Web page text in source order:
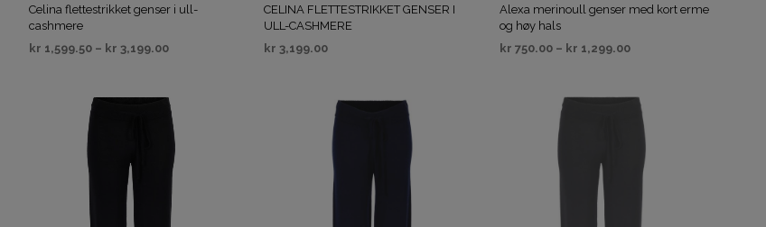
Celina flettestrikket genser i ull-
cashmere
kr 1,599.50– kr 3,199.00
CELINA FLETTESTRIKKET GENSER I
ULL-CASHMERE
kr 3,199.00
Alexa merinoull genser med kort erme
og høy hals
kr 750.00– kr 1,299.00